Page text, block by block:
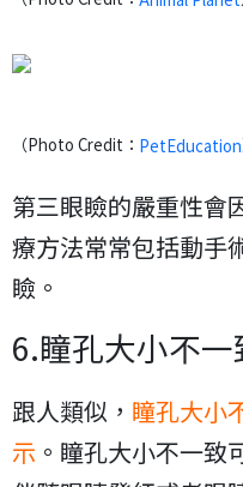
（Photo Credit： PetEducation
第三眼瞼的嚴重性會
療方法常常包括動手
瞼。
6.瞳孔大小不一
跟人類似， 瞳孔大小
示 。瞳孔大小不一致